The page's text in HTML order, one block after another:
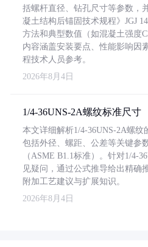
括螺杆直径、钻孔尺寸等参数，
凝土结构后锚固技术规程》JGJ
方法和典型数值（如混凝土强度
内容涵盖安装要点、性能影响因
程技术人员参考。
2026年8月4日
1/4-36UNS-2A螺纹标准尺寸
本文详细解析1/4-36UNS-2A螺纹
包括外径、螺距、公差等关键参
（ASME B1.1标准）。针对1/4-
见疑问，通过公式推导给出精确
附加工艺建议与扩展知识。
2026年8月4日